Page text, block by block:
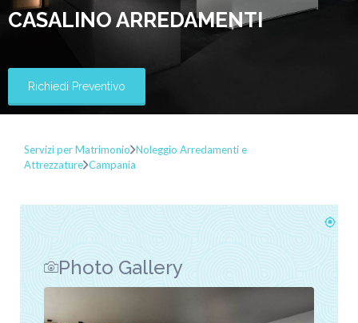
CASALINO ARREDAMENTI
Richiedi Preventivo
Servizi per Matrimonio Noleggio Arredamenti e
Attrezzature Campania
Photo Gallery